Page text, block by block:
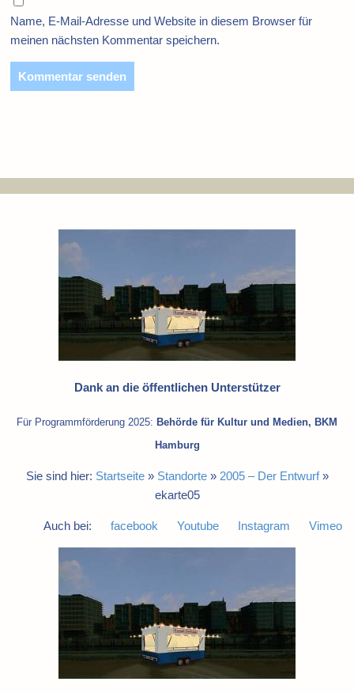
Name, E-Mail-Adresse und Website in diesem Browser für
meinen nächsten Kommentar speichern.
Dank an die öffentlichen Unterstützer
Für Programmförderung 2025: Behörde für Kultur und Medien, BKM
Hamburg
Sie sind hier: Startseite» Standorte» 2005 – Der Entwurf»
ekarte05
Auch bei: facebook Youtube Instagram Vimeo